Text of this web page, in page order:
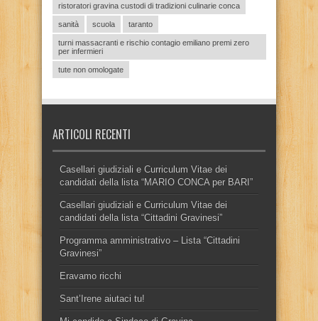
ristoratori gravina custodi di tradizioni culinarie conca
sanità scuola taranto
turni massacranti e rischio contagio emiliano premi zero
per infermieri
tute non omologate
ARTICOLI RECENTI
Casellari giudiziali e Curriculum Vitae dei
candidati della lista “MARIO CONCA per BARI”
Casellari giudiziali e Curriculum Vitae dei
candidati della lista “Cittadini Gravinesi”
Programma amministrativo – Lista “Cittadini
Gravinesi”
Eravamo ricchi
Sant’Irene aiutaci tu!